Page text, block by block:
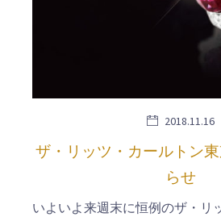
2018.11.16
ザ・リッツ・カールトン
らせ
いよいよ来週末に恒例のザ・リ